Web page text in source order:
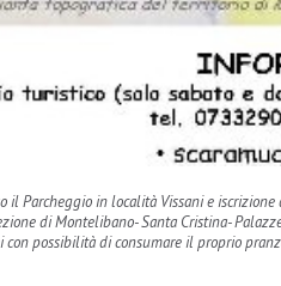
il Parcheggio in località Vissani e
di Montelibano- Santa Cristina-
con possibilità di consumare il proprio